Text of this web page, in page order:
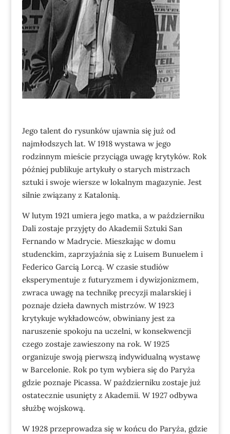
Jego talent do rysunków ujawnia się już od
najmłodszych lat. W 1918 wystawa w jego
rodzinnym mieście przyciąga uwagę krytyków. Rok
później publikuje artykuły o starych mistrzach
sztuki i swoje wiersze w lokalnym magazynie. Jest
silnie związany z Katalonią.
W lutym 1921 umiera jego matka, a w październiku
Dali zostaje przyjęty do Akademii Sztuki San
Fernando w Madrycie. Mieszkając w domu
studenckim, zaprzyjaźnia się z Luisem Bunuelem i
Federico Garcią Lorcą. W czasie studiów
eksperymentuje z futuryzmem i dywizjonizmem,
zwraca uwagę na technikę precyzji malarskiej i
poznaje dzieła dawnych mistrzów. W 1923
krytykuje wykładowców, obwiniany jest za
naruszenie spokoju na uczelni, w konsekwencji
czego zostaje zawieszony na rok. W 1925
organizuje swoją pierwszą indywidualną wystawę
w Barcelonie. Rok po tym wybiera się do Paryża
gdzie poznaje Picassa. W październiku zostaje już
ostatecznie usunięty z Akademii. W 1927 odbywa
służbę wojskową.
W 1928 przeprowadza się w końcu do Paryża, gdzie